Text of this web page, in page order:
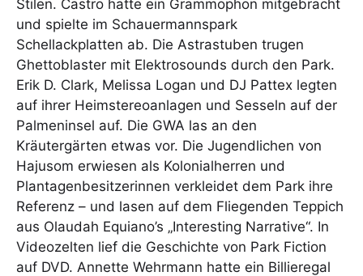
Stilen. Castro hatte ein Grammophon mitgebracht
und spielte im Schauermannspark
Schellackplatten ab. Die Astrastuben trugen
Ghettoblaster mit Elektrosounds durch den Park.
Erik D. Clark, Melissa Logan und DJ Pattex legten
auf ihrer Heimstereoanlagen und Sesseln auf der
Palmeninsel auf. Die GWA las an den
Kräutergärten etwas vor. Die Jugendlichen von
Hajusom erwiesen als Kolonialherren und
Plantagenbesitzerinnen verkleidet dem Park ihre
Referenz – und lasen auf dem Fliegenden Teppich
aus Olaudah Equiano’s „Interesting Narrative“. In
Videozelten lief die Geschichte von Park Fiction
auf DVD. Annette Wehrmann hatte ein Billieregal